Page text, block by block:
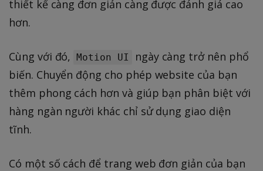
thiết kế càng đơn giản càng được đánh giá cao
hơn.
Cùng với đó, Motion UI
ngày càng trở nên phổ
biến. Chuyển động cho phép website của bạn
thêm phong cách hơn và giúp bạn phân biệt với
hàng ngàn người khác chỉ sử dụng giao diện
tĩnh.
Có một số cách để trang web đơn giản của bạn